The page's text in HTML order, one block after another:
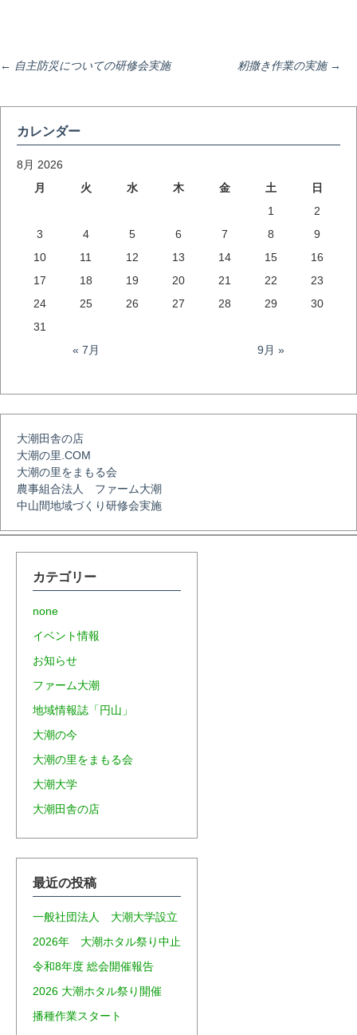
投
稿
ナ
ビ
ゲ
ー
ョ
ン
← 自主防災についての研修会実施 籾撒き作業の実施 →
カレンダー
8月 2026
月
火 水 木 金 土
日
1
2
3
4 5 6 7 8
9
10
11 12 13 14 15
16
17
18 19 20 21 22
23
24
25 26 27 28 29
30
31
« 7月
9月 »
大潮田舎の店
大潮の里.COM
大潮の里をまもる会
農事組合法人 ファーム大潮
中山間地域づくり研修会実施
カテゴリー
none
イベント情報
お知らせ
ファーム大潮
地域情報誌「円山」
大潮の今
大潮の里をまもる会
大潮大学
大潮田舎の店
最近の投稿
一般社団法人 大潮大学設立
2026年 大潮ホタル祭り中止
令和8年度 総会開催報告
2026 大潮ホタル祭り開催
播種作業スタート